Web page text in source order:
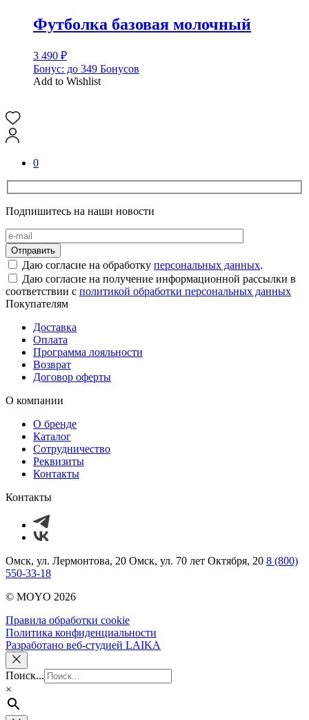
Футболка базовая молочный
3 490 ₽
Бонус: до 349 Бонусов
Add to Wishlist
0
Подпишитесь на наши новости
Даю согласие на обработку персональных данных.
Даю согласие на получение информационной рассылки в
соответствии с политикой обработки персональных данных
Покупателям
Доставка
Оплата
Программа лояльности
Возврат
Договор оферты
О компании
О бренде
Каталог
Сотрудничество
Реквизиты
Контакты
Контакты
Омск, ул. Лермонтова, 20 Омск, ул. 70 лет Октября, 20 8 (800)
550-33-18
© MOYO 2026
Правила обработки cookie
Политика конфиденциальности
Разработано веб-студией LAIKA
Поиск...
×